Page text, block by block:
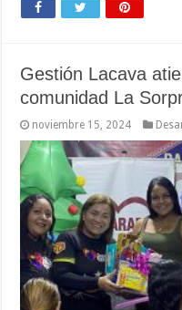
Gestión Lacava
comunidad La
noviembre 15, 2024